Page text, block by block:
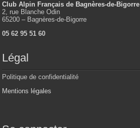
Club Alpin Français de Bagnères-de-Bigorre
2, rue Blanche Odin
65200 – Bagnères-de-Bigorre
05 62 95 51 60
Légal
Politique de confidentialité
Mentions légales